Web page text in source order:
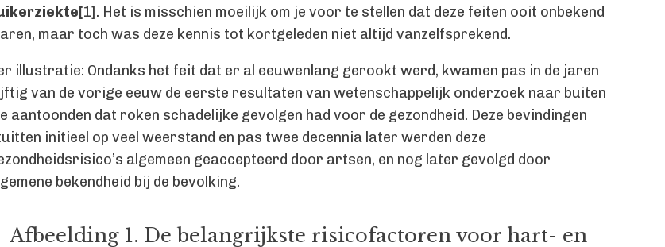
1]. Het is misschien moeilijk om je voor te stellen dat deze feiten ooit onbekend
maar toch was deze kennis tot kortgeleden niet altijd vanzelfsprekend.
illustratie: Ondanks het feit dat er al eeuwenlang gerookt werd, kwamen pas in de jaren
van de vorige eeuw de eerste resultaten van wetenschappelijk onderzoek naar buiten
aantoonden dat roken schadelijke gevolgen had voor de gezondheid. Deze bevindingen
initieel op veel weerstand en pas twee decennia later werden deze
algemeen geaccepteerd door artsen, en nog later gevolgd door
bekendheid bij de bevolking.
Afbeelding 1. De belangrijkste risicofactoren voor hart- en